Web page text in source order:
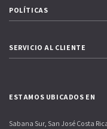
POLÍTICAS
SERVICIO AL CLIENTE
ESTAMOS UBICADOS EN
Sabana Sur, San José Costa